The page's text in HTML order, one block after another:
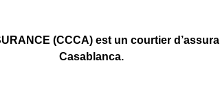
(CCCA) est un courtier
Casablanca.